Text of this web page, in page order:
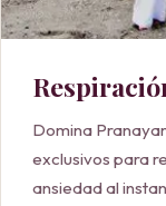
Domina
exclusivos para
ansiedad al